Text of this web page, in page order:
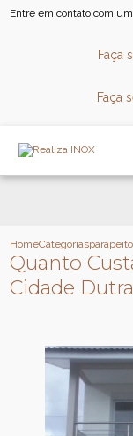
Entre em contato com
Faça
Faça
HomeCategorias
Quanto
Cidade Dutra